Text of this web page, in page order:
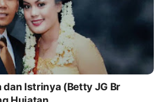
Istrinya (Betty JG Br